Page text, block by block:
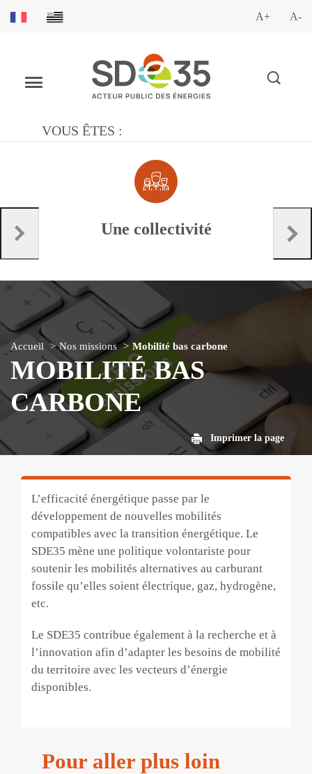
A+ A-
VOUS ÊTES :
Une collectivité
Accueil Nos missions Mobilité bas carbone
MOBILITÉ BAS
CARBONE
Imprimer la page
L’efficacité énergétique passe par le
développement de nouvelles mobilités
compatibles avec la transition énergétique. Le
SDE35 mène une politique volontariste pour
soutenir les mobilités alternatives au carburant
fossile qu’elles soient électrique, gaz, hydrogène,
etc.
Le SDE35 contribue également à la recherche et à
l’innovation afin d’adapter les besoins de mobilité
du territoire avec les vecteurs d’énergie
disponibles.
Pour aller plus loin